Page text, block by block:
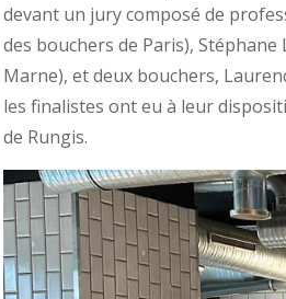
devant un jury composé de
des bouchers de Paris),
Marne), et deux bouchers,
les finalistes ont eu à leur
de Rungis.